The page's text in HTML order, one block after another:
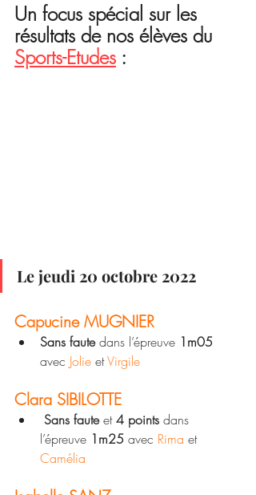
Un focus spécial sur les
résultats de nos élèves du
Sports-Etudes :
Le jeudi 20 octobre 2022
Capucine MUGNIER
Sans faute dans l’épreuve 1m05
avec Jolie et Virgile
Clara SIBILOTTE
Sans faute et 4 points dans
l’épreuve 1m25 avec Rima et
Camélia